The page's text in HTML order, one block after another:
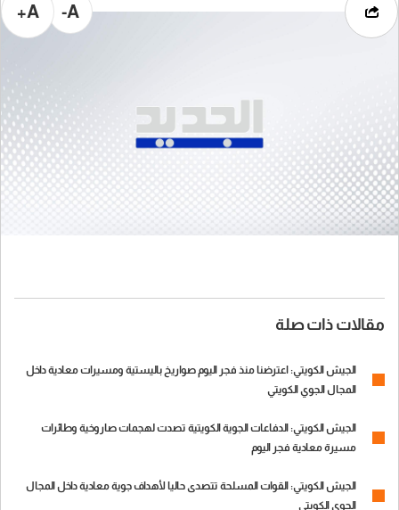
A-
A+
مقالات ذات صلة
الجيش الكويتي: اعترضنا منذ فجر اليوم صواريخ باليستية ومسيرات معادية داخل
المجال الجوي الكويتي
الجيش الكويتي: الدفاعات الجوية الكويتية تصدت لهجمات صاروخية وطائرات
مسيرة معادية فجر اليوم
الجيش الكويتي: القوات المسلحة تتصدى حاليا لأهداف جوية معادية داخل المجال
الجوي الكويتي